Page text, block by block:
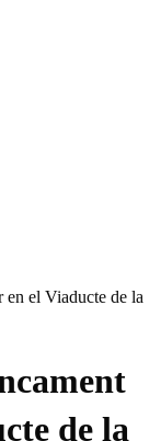
en el Viaducte de la
de la